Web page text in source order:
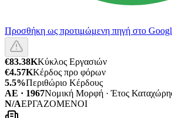
Προσθήκη ως προτιμώμενη πηγή στο
€83.38KΚύκλος Εργασιών
€4.57KΚέρδος προ φόρων
5.5%Περιθώριο Κέρδους
ΑΕ · 1967Νομική Μορφή · Έτος
N/AΕΡΓΑΖΟΜΕΝΟΙ